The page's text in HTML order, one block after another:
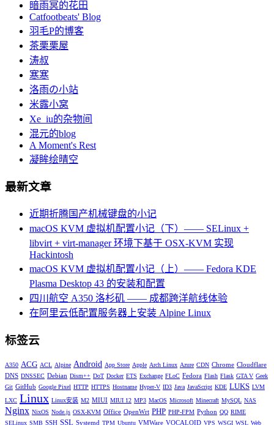
暗雨冥的花田
Catfootbeats' Blog
羽毛P的博客
茶栗栗屋
涛叔
寒寒
洛雨の小站
米露小窝
Xe_iu的杂物间
混元的blog
A Moment's Rest
凝眸绘晴空
最新文章
近期折腾国产机械键盘的小记
macOS KVM 虚拟机配置小记（下）—— SELinux +
libvirt + virt-manager 环境下基于 OSX-KVM 实现
Hackintosh
macOS KVM 虚拟机配置小记（上）—— Fedora KDE
Plasma Desktop 43 的安装和配置
四川航空 A350 洛杉矶 —— 成都跨洋航线体验
在阿里云低配置服务器上安装 Alpine Linux
标签云
A350 ACG ACL Alpine Android App Store Apple Arch Linux Azure CDN Chrome Cloudflare
DNS DNSSEC Debian Dism++ DoT Docker ETS Exchange FLoC Fedora Flash Flask GTA V Geek
Git GitHub Google Pixel HTTP HTTPS Hostname Hyper-V ID3 Java JavaScript KDE LUKS LVM
LXC Linux Linux安装 M2 MIUI MIUI 12 MP3 MacOS Microsoft Minecraft MySQL NAS
Nginx NixOS Node.js OSX-KVM Office OpenWrt PHP PHP-FPM Python QQ RIME
SELinux SMB SSH SSL Systemd TPM Ubuntu VMWare VOCALOID VPS WSGI WSL Web